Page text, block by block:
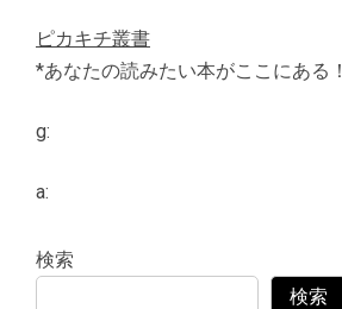
ピカキチ叢書
*あなたの読みたい本がここにある！
g:
a:
検索
検索